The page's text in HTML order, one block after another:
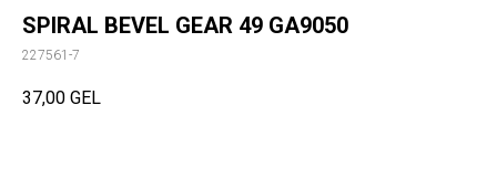
SPIRAL BEVEL GEAR 49 GA9050
227561-7
37,00 GEL